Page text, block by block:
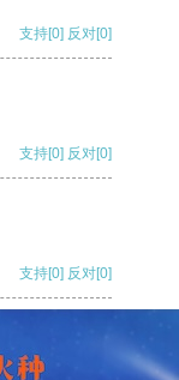
支持[0] 反对[0]
支持[0] 反对[0]
支持[0] 反对[0]